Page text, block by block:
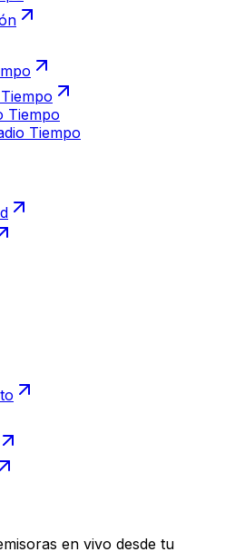
Tiempo
Tiempo
en vivo desde tu